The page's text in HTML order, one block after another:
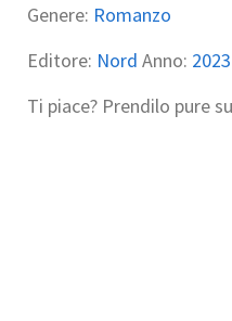
Genere: Romanzo
Editore: Nord Anno: 2023
Ti piace? Prendilo pure